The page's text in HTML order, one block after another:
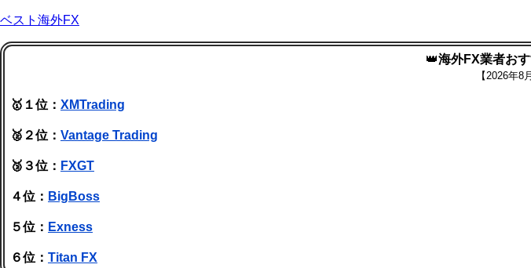
ベスト海外FX
👑海外FX業者お
【2026年8
🥇１位： XMTrading
🥈２位： Vantage Trading
🥉３位： FXGT
４位： BigBoss
５位： Exness
６位： Titan FX